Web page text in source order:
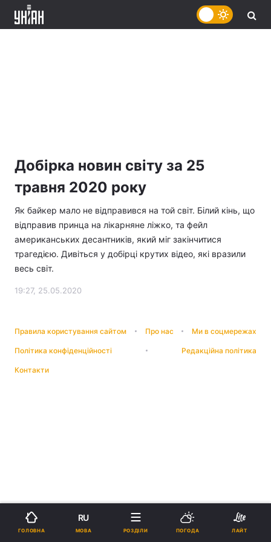
Добірка новин світу за 25
травня 2020 року
Як байкер мало не відправився на той світ. Білий кінь, що
відправив принца на лікарняне ліжко, та фейл
американських десантників, який міг закінчитися
трагедією. Дивіться у добірці крутих відео, які вразили
весь світ.
19:27, 25.05.2020
Правила користування сайтом Про нас Ми в соцмережах
Політика конфіденційності Редакційна політика
Контакти
ГОЛОВНА
RU
МОВА РОЗДІЛИ ПОГОДА ЛАЙТ